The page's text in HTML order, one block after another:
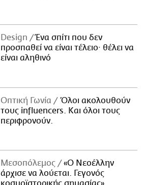
Design
Ένα σπίτι που δεν
προσπαθεί να είναι τέλειο· θέλει να
είναι αληθινό
Οπτική Γωνία
Όλοι ακολουθούν
τους influencers. Και όλοι τους
περιφρονούν.
Μεσοπόλεμος
«Ο Νεοέλλην
άρχισε να λούεται. Γεγονός